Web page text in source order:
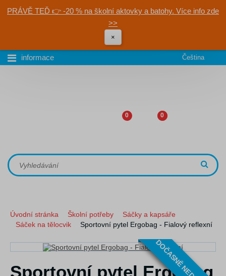
PRÁVĚ TEĎ 👉 -20 % na školní aktovky a batohy. Více info zde
>>
×
informace Čeština
0 0
Úvodní stránka Školní potřeby
Sáčky a kapsáře
Sáček na tělocvik
Sportovní pytel Ergobag - Fialový reflexní
Sportovní pytel Ergobag